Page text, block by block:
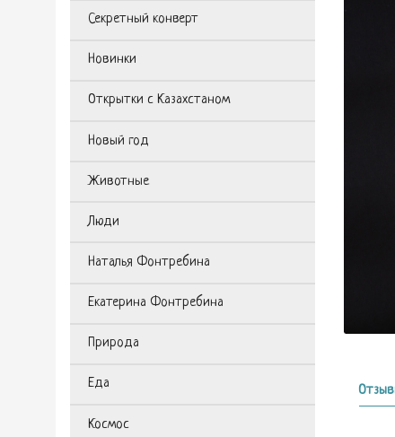
Секретный конверт
Новинки
Открытки с Казахстаном
Новый год
Животные
Люди
Наталья Фонтребина
Екатерина Фонтребина
Природа
Еда
Космос